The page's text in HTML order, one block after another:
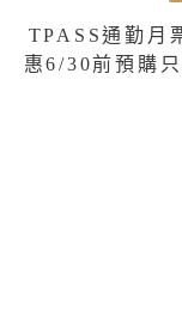
TPASS通勤月
惠6/30前預購